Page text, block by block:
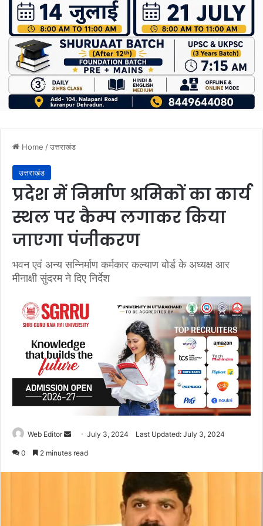
Home /उत्तराखंड
उत्तराखंड
प्रदेश में निर्माण श्रमिकों का कार्य
स्थल पर कैम्प लगाकर किया
जाएगा पंजीकरण
भवन एवं अन्य सन्निर्माण कर्मकार कल्याण बोर्ड के अध्यक्ष आर
मीनाक्षी सुंदरम ने दिए निर्देश
Web Editor July 3, 2024 Last Updated: July 3, 2024
0 2 minutes read